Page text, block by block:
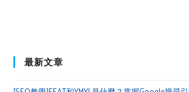
最新文章